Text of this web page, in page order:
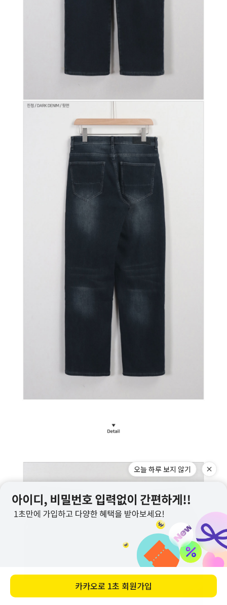
오늘 하루 보지 않기
카카오로 1초 회원가입